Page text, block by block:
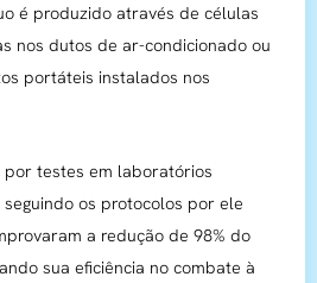
é produzido através de células
nos dutos de ar-condicionado ou
portáteis instalados nos
por testes em laboratórios
os protocolos por ele
a redução de 98% do
sua eficiência no combate à